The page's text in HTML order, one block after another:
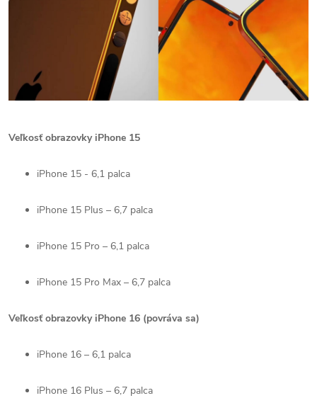
Veľkosť obrazovky iPhone 15
iPhone 15 - 6,1 palca
iPhone 15 Plus – 6,7 palca
iPhone 15 Pro – 6,1 palca
iPhone 15 Pro Max – 6,7 palca
Veľkosť obrazovky iPhone 16 (povráva sa)
iPhone 16 – 6,1 palca
iPhone 16 Plus – 6,7 palca